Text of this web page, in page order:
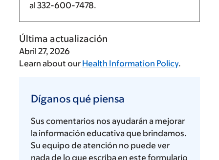
al 332-600-7478.
Última actualización
Abril 27, 2026
Learn about our Health Information Policy.
qué
piensa
Díganos qué piensa
Sus comentarios nos ayudarán a mejorar
la información educativa que brindamos.
Su equipo de atención no puede ver
nada de lo que escriba en este formulario